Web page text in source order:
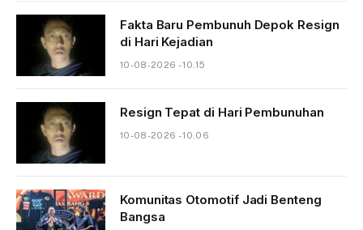
Fakta Baru Pembunuh Depok Resign
di Hari Kejadian
10-08-2026 - 10.15
Resign Tepat di Hari Pembunuhan
10-08-2026 - 10.06
Komunitas Otomotif Jadi Benteng
Bangsa